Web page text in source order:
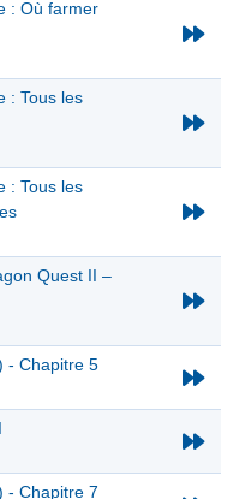
: Où farmer
: Tous les
: Tous les
Quest II –
- Chapitre 5
- Chapitre 7